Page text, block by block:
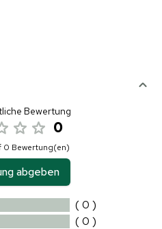
Bewertung
0
0 Bewertung(en)
abgeben
( 0 )
( 0 )